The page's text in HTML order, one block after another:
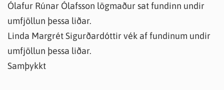
Ólafur Rúnar Ólafsson lögmaður sat fundinn undir
umfjöllun þessa liðar.
Linda Margrét Sigurðardóttir vék af fundinum undir
umfjöllun þessa liðar.
Samþykkt